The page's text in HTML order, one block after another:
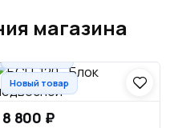
магазина
Новый товар
8 800 ₽